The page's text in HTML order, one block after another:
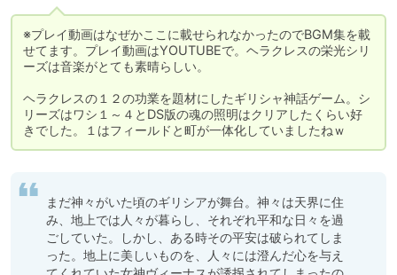
※プレイ動画はなぜかここに載せられなかったのでBGM集を載
せてます。プレイ動画はYOUTUBEで。ヘラクレスの栄光シリ
ーズは音楽がとても素晴らしい。
ヘラクレスの１２の功業を題材にしたギリシャ神話ゲーム。シ
リーズはワシ１～４とDS版の魂の照明はクリアしたくらい好
きでした。１はフィールドと町が一体化していましたねｗ
まだ神々がいた頃のギリシアが舞台。神々は天界に住
み、地上では人々が暮らし、それぞれ平和な日々を過
ごしていた。しかし、ある時その平安は破られてしま
った。地上に美しいものを、人々には澄んだ心を与え